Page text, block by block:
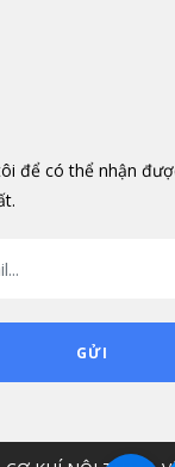
để có thể nhận
GỬI